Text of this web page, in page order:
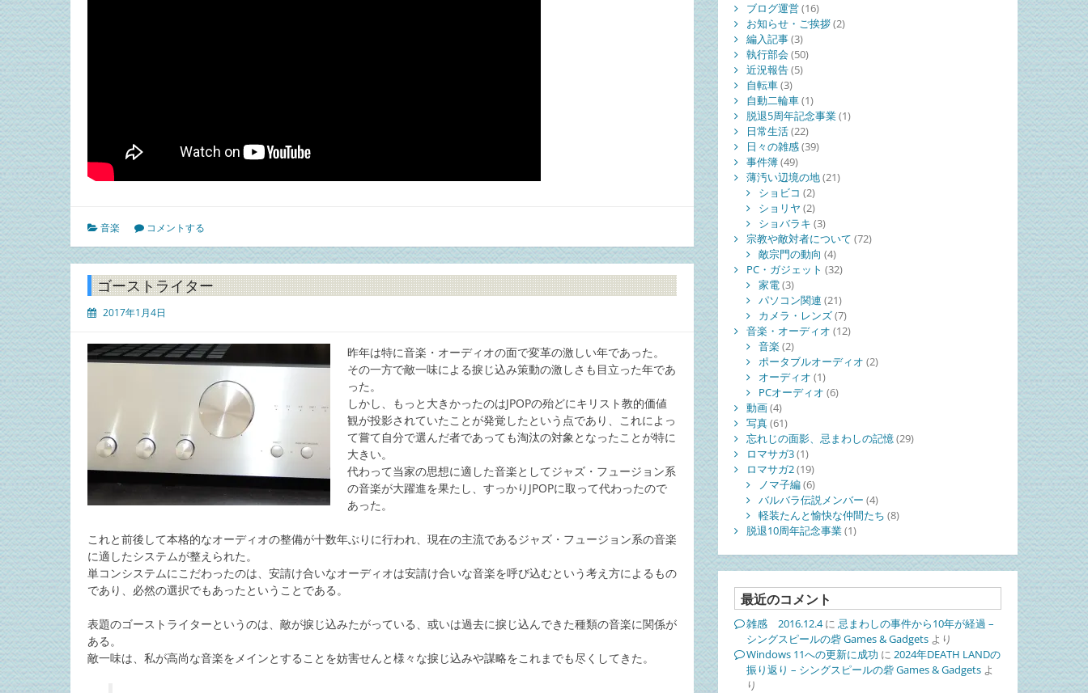
音楽 コメントする
ゴーストライター
2017年1月4日
昨年は特に音楽・オーディオの面で変革の激しい年であった。
その一方で敵一味による捩じ込み策動の激しさも目立った年であ
った。
しかし、もっと大きかったのはJPOPの殆どにキリスト教的価値
観が投影されていたことが発覚したという点であり、これによっ
て嘗て自分で選んだ者であっても淘汰の対象となったことが特に
大きい。
代わって当家の思想に適した音楽としてジャズ・フュージョン系
の音楽が大躍進を果たし、すっかりJPOPに取って代わったので
あった。
これと前後して本格的なオーディオの整備が十数年ぶりに行われ、現在の主流であるジャズ・フュージョン系の音楽
に適したシステムが整えられた。
単コンシステムにこだわったのは、安請け合いなオーディオは安請け合いな音楽を呼び込むという考え方によるもの
であり、必然の選択でもあったということである。
表題のゴーストライターというのは、敵が捩じ込みたがっている、或いは過去に捩じ込んできた種類の音楽に関係が
ある。
敵一味は、私が高尚な音楽をメインとすることを妨害せんと様々な捩じ込みや謀略をこれまでも尽くしてきた。
ブログ運営(16)
お知らせ・ご挨拶(2)
編入記事(3)
執行部会 (50)
近況報告(5)
自転車(3)
自動二輪車(1)
脱退5周年記念事業(1)
日常生活(22)
日々の雑感(39)
事件簿(49)
薄汚い辺境の地(21)
ショビコ (2)
ショリヤ (2)
ショバラキ (3)
宗教や敵対者について (72)
敵宗門の動向 (4)
PC・ガジェット (32)
家電(3)
パソコン関連 (21)
カメラ・レンズ(7)
音楽・オーディオ (12)
音楽(2)
ポータブルオーディオ (2)
オーディオ (1)
PCオーディオ (6)
動画(4)
写真(61)
忘れじの面影、忌まわしの記憶(29)
ロマサガ3(1)
ロマサガ2(19)
ノマ子編(6)
バルバラ伝説メンバー (4)
軽装たんと愉快な仲間たち (8)
脱退10周年記念事業(1)
最近のコメント
雑感 2016.12.4に 忌まわしの事件から10年が経過 –
シングスピールの砦 Games & Gadgetsより
Windows 11への更新に成功 に 2024年DEATH LANDの
振り返り – シングスピールの砦 Games & Gadgetsよ
り